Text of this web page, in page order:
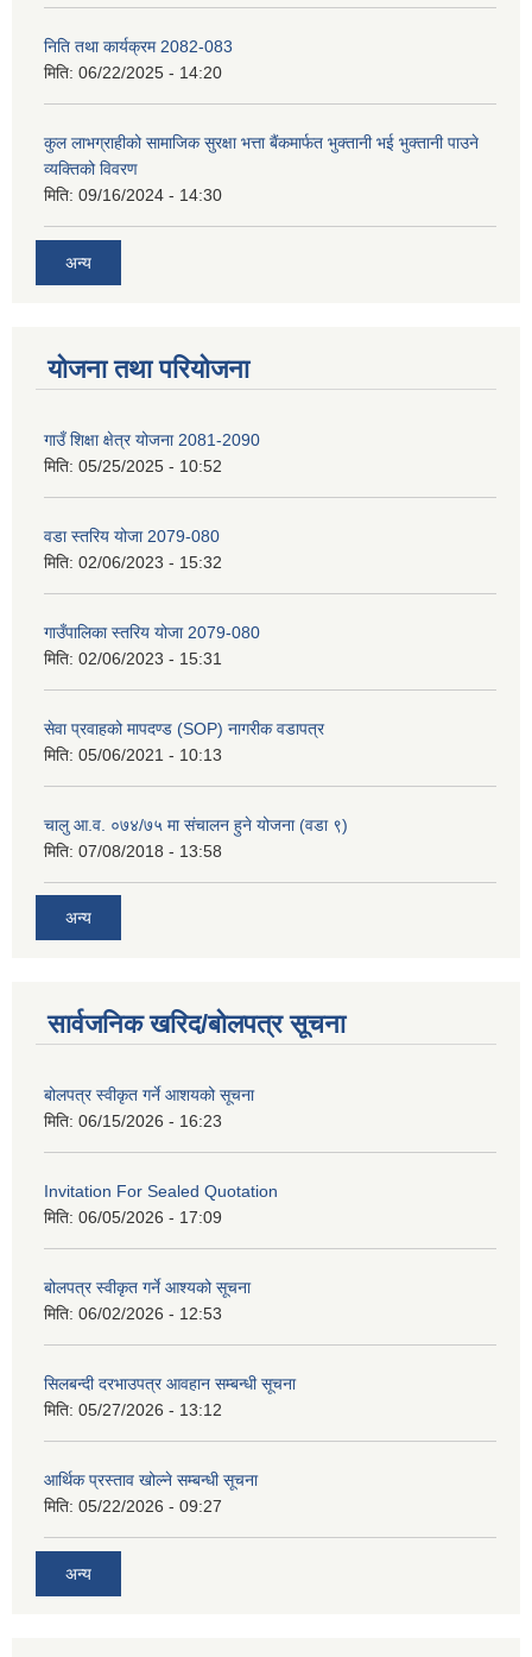
निति तथा कार्यक्रम 2082-083
मिति: 06/22/2025 - 14:20
कुल लाभग्राहीको सामाजिक सुरक्षा भत्ता बैंकमार्फत भुक्तानी भई भुक्तानी पाउने
व्यक्तिको विवरण
मिति: 09/16/2024 - 14:30
अन्य
योजना तथा परियोजना
गाउँ शिक्षा क्षेत्र योजना 2081-2090
मिति: 05/25/2025 - 10:52
वडा स्तरिय योजा 2079-080
मिति: 02/06/2023 - 15:32
गाउँपालिका स्तरिय योजा 2079-080
मिति: 02/06/2023 - 15:31
सेवा प्रवाहको मापदण्ड (SOP) नागरीक वडापत्र
मिति: 05/06/2021 - 10:13
चालु आ.व. ०७४/७५ मा संचालन हुने योजना (वडा ९)
मिति: 07/08/2018 - 13:58
अन्य
सार्वजनिक खरिद/बोलपत्र सूचना
बोलपत्र स्वीकृत गर्ने आशयको सूचना
मिति: 06/15/2026 - 16:23
Invitation For Sealed Quotation
मिति: 06/05/2026 - 17:09
बोलपत्र स्वीकृत गर्ने आश्यको सूचना
मिति: 06/02/2026 - 12:53
सिलबन्दी दरभाउपत्र आवहान सम्बन्धी सूचना
मिति: 05/27/2026 - 13:12
आर्थिक प्रस्ताव खोल्ने सम्बन्धी सूचना
मिति: 05/22/2026 - 09:27
अन्य